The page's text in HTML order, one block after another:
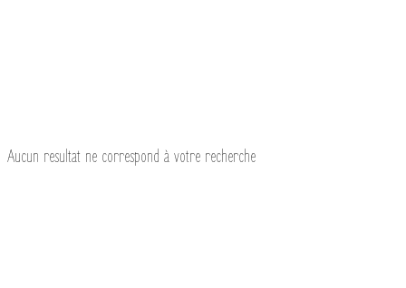
Aucun resultat ne correspond à votre recherche